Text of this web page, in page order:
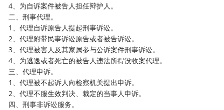
4、为自诉案件被告人担任辩护人。
二、刑事代理。
1、代理自诉原告人提起刑事诉讼。
2、代理附带民事诉讼原告或者被告诉讼。
3、代理被害人及其家属参与公诉案件刑事诉讼。
4、为逃逸或者死亡的被告人违法所得没收案代理。
三、代理申诉。
1、代理被不起诉人向检察机关提出申诉。
2、代理不服生效判决、裁定的当事人申诉。
四、刑事非诉讼服务。